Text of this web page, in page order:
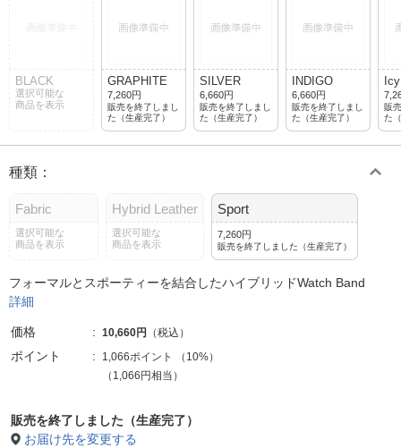
BLACK
選択可能な
商品を表示
GRAPHITE
7,260円
販売を終了しまし
た（生産完了）
SILVER
6,660円
販売を終了しまし
た（生産完了）
INDIGO
6,660円
販売を終了しまし
た（生産完了）
販
た
種類 ：
Fabric
選択可能な
商品を表示
Hybrid Leather
選択可能な
商品を表示
Sport
7,260円
販売を終了しました（生産完了）
フォーマルとスポーティーを結合したハイブリッドWatch Band
詳細
価格 10,660円 （税込）
ポイント 1,066ポイント （ 10%）
（1,066円相当）
販売を終了しました（生産完了）
お届け先を変更する